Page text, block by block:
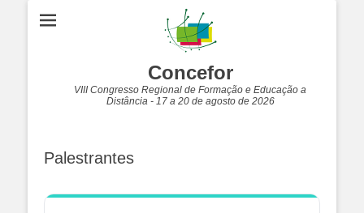
Concefor
VIII Congresso Regional de Formação e Educação a
Distância - 17 a 20 de agosto de 2026
Palestrantes